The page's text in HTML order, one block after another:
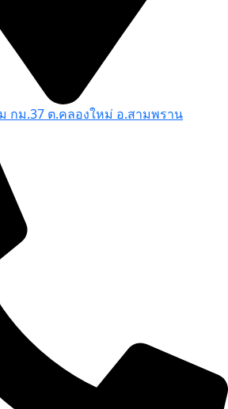
กม.37 ต.คลองใหม่ อ.สามพราน